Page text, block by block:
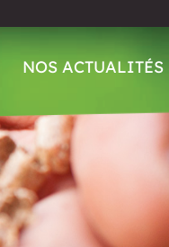
NOS ACTUALITÉS